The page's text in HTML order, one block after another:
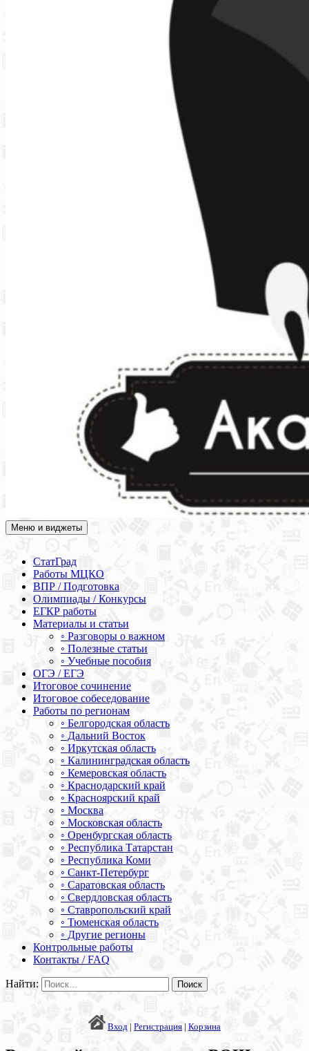
Академия СОВА
Подготовка к ЕГЭ, ОГЭ, ВПР, МЦКО, СтатГрад, КДР, ВОШ,
Меню и виджеты
СтатГрад
Работы МЦКО
ВПР / Подготовка
Олимпиады / Конкурсы
ЕГКР работы
Материалы и статьи
◦ Разговоры о важном
◦ Полезные статьи
◦ Учебные пособия
ОГЭ / ЕГЭ
Итоговое сочинение
Итоговое собеседование
Работы по регионам
◦ Белгородская область
◦ Дальний Восток
◦ Иркутская область
◦ Калининградская область
◦ Кемеровская область
◦ Краснодарский край
◦ Красноярский край
◦ Москва
◦ Московская область
◦ Оренбургская область
◦ Республика Татарстан
◦ Республика Коми
◦ Санкт-Петербург
◦ Саратовская область
◦ Свердловская область
◦ Ставропольский край
◦ Тюменская область
◦ Другие регионы
Контрольные работы
Контакты / FAQ
Найти:
Вход | Регистрация | Корзина